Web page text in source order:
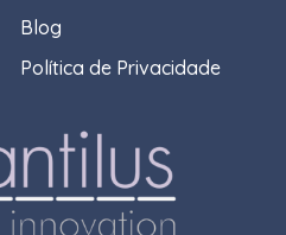
Blog
Política de Privacidade